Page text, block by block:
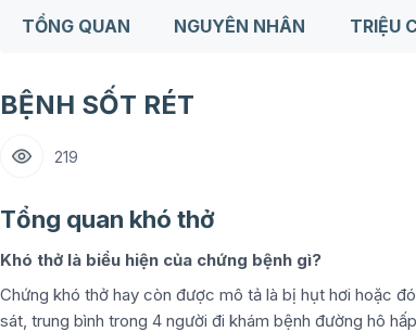
TỔNG QUAN NGUYÊN NHÂN TRIỆU
BỆNH SỐT RÉT
219
Tổng quan khó thở
Khó thở là biểu hiện của chứng bệnh gì?
Chứng khó thở hay còn được mô tả là bị hụt hơi hoặc
sát, trung bình trong 4 người đi khám bệnh đường hô